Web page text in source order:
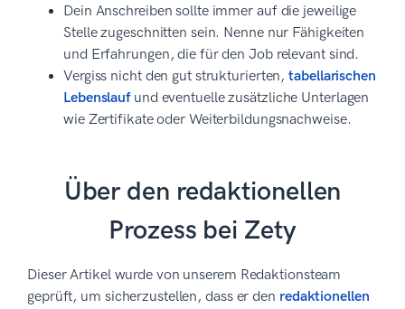
Dein Anschreiben sollte immer auf die jeweilige
Stelle zugeschnitten sein. Nenne nur Fähigkeiten
und Erfahrungen, die für den Job relevant sind.
Vergiss nicht den gut strukturierten,tabellarischen
Lebenslaufund eventuelle zusätzliche Unterlagen
wie Zertifikate oder Weiterbildungsnachweise.
Über den redaktionellen
Prozess bei Zety
Dieser Artikel wurde von unserem Redaktionsteam
geprüft, um sicherzustellen, dass er den redaktionellen